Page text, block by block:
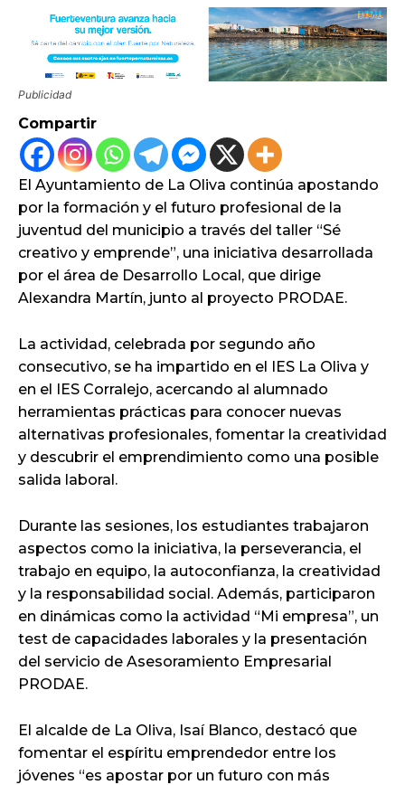
Publicidad
Compartir
El Ayuntamiento de La Oliva continúa apostando
por la formación y el futuro profesional de la
juventud del municipio a través del taller “Sé
creativo y emprende”, una iniciativa desarrollada
por el área de Desarrollo Local, que dirige
Alexandra Martín, junto al proyecto PRODAE.
La actividad, celebrada por segundo año
consecutivo, se ha impartido en el IES La Oliva y
en el IES Corralejo, acercando al alumnado
herramientas prácticas para conocer nuevas
alternativas profesionales, fomentar la creatividad
y descubrir el emprendimiento como una posible
salida laboral.
Durante las sesiones, los estudiantes trabajaron
aspectos como la iniciativa, la perseverancia, el
trabajo en equipo, la autoconfianza, la creatividad
y la responsabilidad social. Además, participaron
en dinámicas como la actividad “Mi empresa”, un
test de capacidades laborales y la presentación
del servicio de Asesoramiento Empresarial
PRODAE.
El alcalde de La Oliva, Isaí Blanco, destacó que
fomentar el espíritu emprendedor entre los
jóvenes “es apostar por un futuro con más